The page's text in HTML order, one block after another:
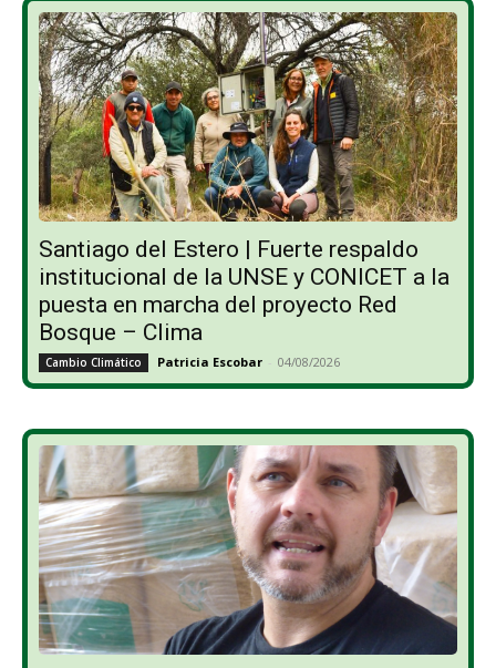
Santiago del Estero | Fuerte respaldo
institucional de la UNSE y CONICET a la
puesta en marcha del proyecto Red
Bosque – Clima
Cambio Climático Patricia Escobar - 04/08/2026